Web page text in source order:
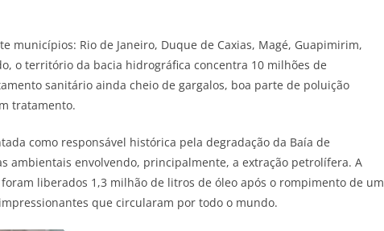
municípios: Rio de Janeiro, Duque de Caxias, Magé, Guapimirim,
o território da bacia hidrográfica concentra 10 milhões de
sanitário ainda cheio de gargalos, boa parte de poluição
tratamento.
como responsável histórica pela degradação da Baía de
ambientais envolvendo, principalmente, a extração petrolífera. A
liberados 1,3 milhão de litros de óleo após o rompimento de um
que circularam por todo o mundo.